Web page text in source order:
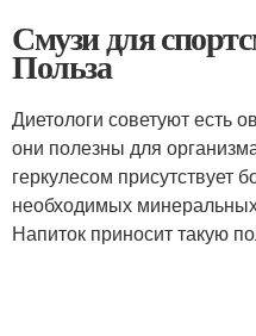
Смузи для
Польза
Диетологи советуют есть
они полезны для
геркулесом присутствует
необходимых
Напиток приносит такую